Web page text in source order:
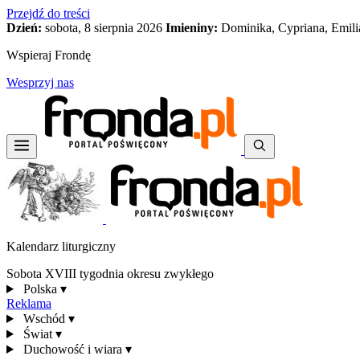
Przejdź do treści
Dzień: sobota, 8 sierpnia 2026 Imieniny: Dominika, Cypriana,
Wspieraj Frondę
Wesprzyj nas
Kalendarz liturgiczny
Sobota XVIII tygodnia okresu zwykłego
Polska ▾
Reklama
Wschód ▾
Świat ▾
Duchowość i wiara ▾